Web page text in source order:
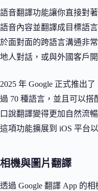
語音翻譯功能讓你直接對
語音內容並翻譯成目標語
於面對面的跨語言溝通非
地人對話，或與外國客戶
2025 年 Google 正式推出
過 70 種語言，並且可以
口說翻譯變得更加自然流
這項功能擴展到 iOS 平台
相機與圖片翻譯
透過 Google 翻譯 App 的